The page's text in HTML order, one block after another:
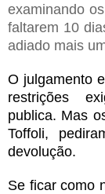
examinando
faltarem 10
adiado mais
O julgamento
restrições
publica. Mas
Toffoli,
devolução.
Se ficar como